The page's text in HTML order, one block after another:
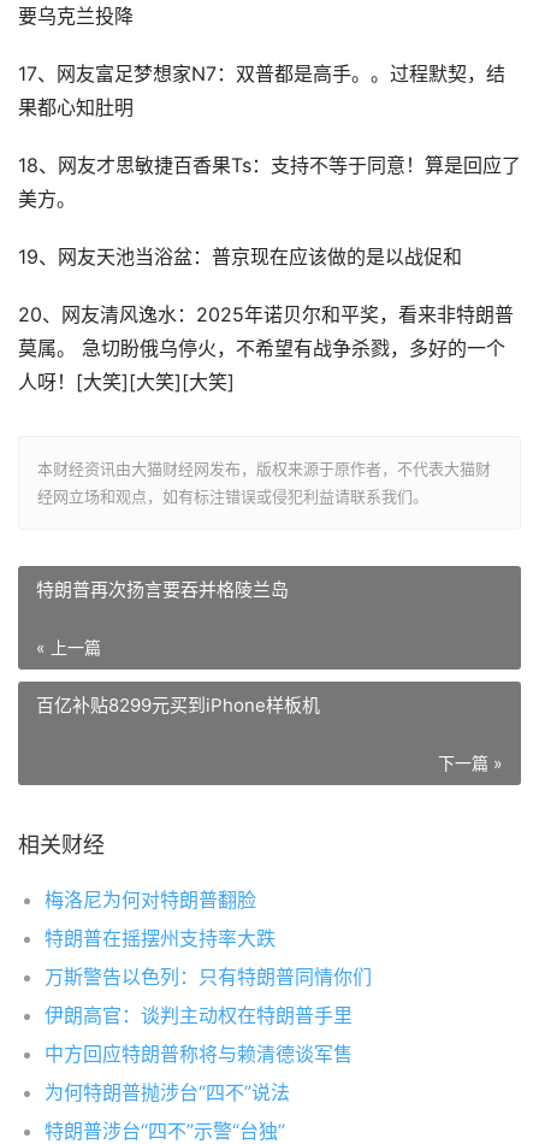
要乌克兰投降
17、网友富足梦想家N7：双普都是高手。。过程默契，结
果都心知肚明
18、网友才思敏捷百香果Ts：支持不等于同意！算是回应了
美方。
19、网友天池当浴盆：普京现在应该做的是以战促和
20、网友清风逸水：2025年诺贝尔和平奖，看来非特朗普
莫属。 急切盼俄乌停火，不希望有战争杀戮，多好的一个
人呀！[大笑][大笑][大笑]
本财经资讯由大猫财经网发布，版权来源于原作者，不代表大猫财
经网立场和观点，如有标注错误或侵犯利益请联系我们。
特朗普再次扬言要吞并格陵兰岛
« 上一篇
百亿补贴8299元买到iPhone样板机
下一篇 »
相关财经
梅洛尼为何对特朗普翻脸
特朗普在摇摆州支持率大跌
万斯警告以色列：只有特朗普同情你们
伊朗高官：谈判主动权在特朗普手里
中方回应特朗普称将与赖清德谈军售
为何特朗普抛涉台“四不”说法
特朗普涉台“四不”示警“台独”